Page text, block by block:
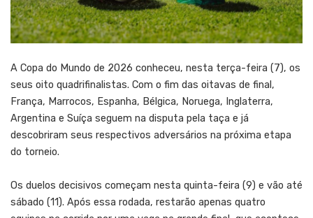
A Copa do Mundo de 2026 conheceu, nesta terça-feira (7), os
seus oito quadrifinalistas. Com o fim das oitavas de final,
França, Marrocos, Espanha, Bélgica, Noruega, Inglaterra,
Argentina e Suíça seguem na disputa pela taça e já
descobriram seus respectivos adversários na próxima etapa
do torneio.
Os duelos decisivos começam nesta quinta-feira (9) e vão até
sábado (11). Após essa rodada, restarão apenas quatro